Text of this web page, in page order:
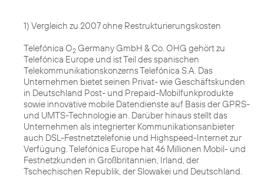
1) Vergleich zu 2007 ohne Restrukturierungskosten
Telefónica O2 Germany GmbH & Co. OHG gehört zu
Telefónica Europe und ist Teil des spanischen
Telekommunikationskonzerns Telefónica S.A. Das
Unternehmen bietet seinen Privat- wie Geschäftskunden
in Deutschland Post- und Prepaid-Mobilfunkprodukte
sowie innovative mobile Datendienste auf Basis der GPRS-
und UMTS-Technologie an. Darüber hinaus stellt das
Unternehmen als integrierter Kommunikationsanbieter
auch DSL-Festnetztelefonie und Highspeed-Internet zur
Verfügung. Telefónica Europe hat 46 Millionen Mobil- und
Festnetzkunden in Großbritannien, Irland, der
Tschechischen Republik, der Slowakei und Deutschland.